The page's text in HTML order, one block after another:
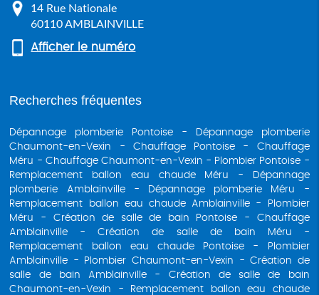
14 Rue Nationale
60110AMBLAINVILLE
Afficher le numéro
Recherches fréquentes
Dépannage plomberie Pontoise
Dépannage plomberie
Chaumont-en-Vexin
Chauffage Pontoise
Chauffage
Méru
Chauffage Chaumont-en-Vexin
Plombier Pontoise
Remplacement ballon eau chaude Méru
Dépannage
plomberie Amblainville
Dépannage plomberie Méru
Remplacement ballon eau chaude Amblainville
Plombier
Méru
Création de salle de bain Pontoise
Chauffage
Amblainville
Création de salle de bain Méru
Remplacement ballon eau chaude Pontoise
Plombier
Amblainville
Plombier Chaumont-en-Vexin
Création de
salle de bain Amblainville
Création de salle de bain
Chaumont-en-Vexin
Remplacement ballon eau chaude